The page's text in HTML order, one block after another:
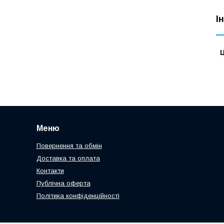
Меню
Повернення та обмін
Доставка та оплата
Контакти
Публічна оферта
Політика конфіденційності